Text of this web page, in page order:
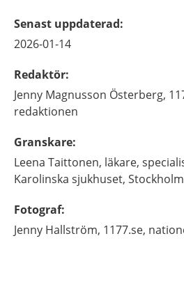
Senast uppdaterad:
2026-01-14
Redaktör:
Jenny Magnusson Österberg,
redaktionen
Granskare:
Leena Taittonen, läkare,
Karolinska sjukhuset, Stockholm
Fotograf:
Jenny Hallström, 1177.se,